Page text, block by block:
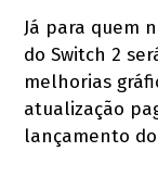
Já para quem
do Switch 2
melhorias
atualização
lançamento